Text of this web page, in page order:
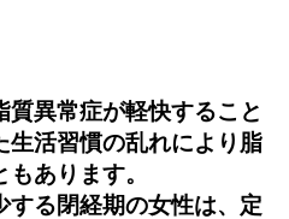
異常症が軽快すること
生活習慣の乱れにより脂
あります。
する閉経期の女性は、定